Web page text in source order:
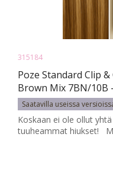
315184
Poze Standard Clip
Brown Mix 7BN/10B
Saatavilla useissa
Koskaan ei ole ollut
tuuheammat hiukset!